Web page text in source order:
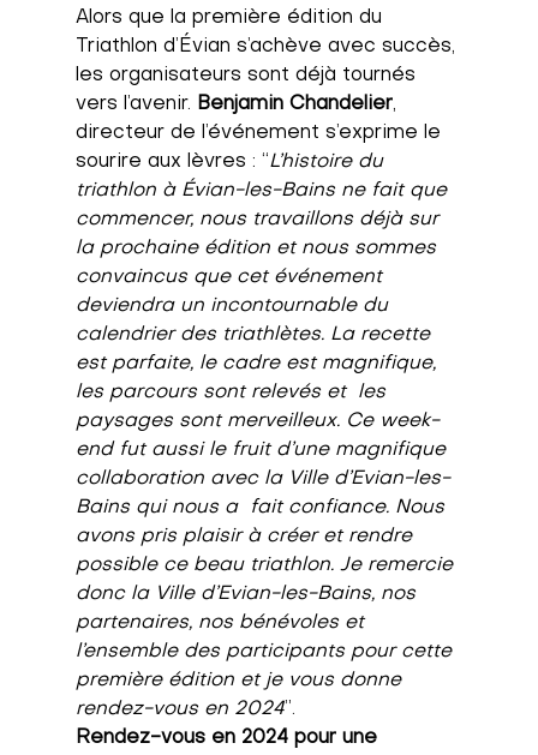
Alors que la première édition du
Triathlon d’Évian s’achève avec succès,
les organisateurs sont déjà tournés
vers l’avenir. Benjamin Chandelier,
directeur de l’événement s’exprime le
sourire aux lèvres : “L’histoire du
triathlon à Évian-les-Bains ne fait que
commencer, nous travaillons déjà sur
la prochaine édition et nous sommes
convaincus que cet événement
deviendra un incontournable du
calendrier des triathlètes. La recette
est parfaite, le cadre est magnifique,
les parcours sont relevés et  les
paysages sont merveilleux. Ce week-
end fut aussi le fruit d’une magnifique
collaboration avec la Ville d’Evian-les-
Bains qui nous a  fait confiance. Nous
avons pris plaisir à créer et rendre
possible ce beau triathlon. Je remercie
donc la Ville d’Evian-les-Bains, nos
partenaires, nos bénévoles et
l’ensemble des participants pour cette
première édition et je vous donne
rendez-vous en 2024”.
Rendez-vous en 2024 pour une